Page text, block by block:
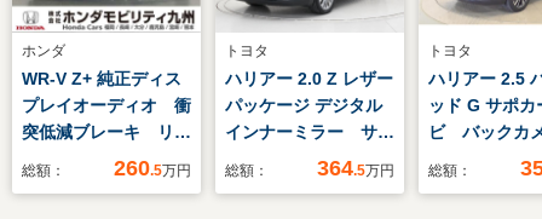
ホンダ
WR-V Z+ 純正ディス
プレイオーディオ 衝
突低減ブレーキ リア
カメラ 本革シート
総額： 260.5万円
トヨタ
ハリアー 2.0 Z レザー
パッケージ デジタル
インナーミラー サン
ルーフ パノラミック
総額： 364.5万円
トヨタ
ハリアー 2.5
ッド G サポ
ビ バック
総額：